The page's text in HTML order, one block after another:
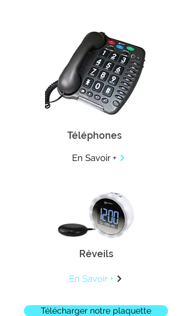
Télécharger notre plaquette
Téléphones
Réveils
En Savoir +
En Savoir +